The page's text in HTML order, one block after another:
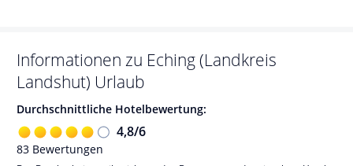
Informationen zu Eching (Landkreis
Landshut) Urlaub
Durchschnittliche Hotelbewertung:
4,8/6
83 Bewertungen